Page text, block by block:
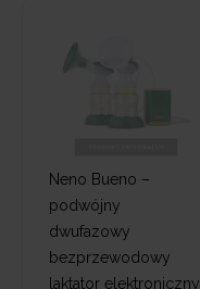
Neno Bueno –
podwójny
dwufazowy
bezprzewodowy
laktator elektroniczny